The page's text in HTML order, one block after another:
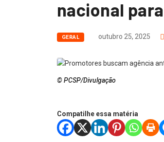
nacional
GERAL outubro 25, 2025
© PCSP/Divulgação
Compatilhe essa matéria